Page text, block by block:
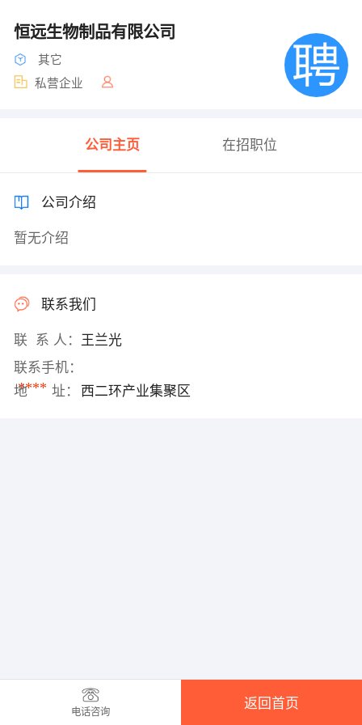
恒远生物制品有限公司
其它
私营企业
公司主页 在招职位
公司介绍
暂无介绍
联系我们
联 系 人： 王兰光
联系手机：
****
地 址： 西二环产业集聚区
电话咨询
返回首页